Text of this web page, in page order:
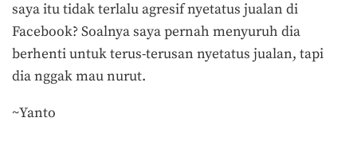
saya itu tidak terlalu agresif nyetatus jualan di
Facebook? Soalnya saya pernah menyuruh dia
berhenti untuk terus-terusan nyetatus jualan, tapi
dia nggak mau nurut.
~Yanto